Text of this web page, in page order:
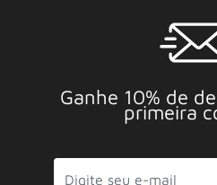
Ganhe 10% de
primeira